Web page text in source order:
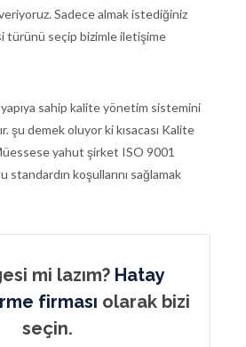
Sadece almak istediğiniz
türünü seçip bizimle iletişime
sahip kalite yönetim sistemini
şu demek oluyor ki kısacası Kalite
yahut şirket ISO 9001
standardın koşullarını sağlamak
mi lazım? Hatay
firması olarak bizi
seçin.